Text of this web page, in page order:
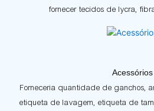
fornecer tecidos de lycra,
Acessórios
Forneceria quantidade de ganchos,
etiqueta de lavagem, etiqueta de